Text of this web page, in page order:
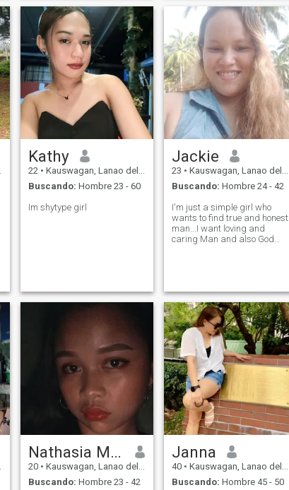
Kathy
22 • Kauswagan, Lanao del Norte, Filipinas
Buscando: Hombre 23 - 60
Im shytype girl
Jackie
23 • Kauswagan, Lanao del Norte, Filipinas
Buscando: Hombre 24 - 42
I'm just a simple girl who
wants to find true and honest
man...I want loving and
caring Man and also God
Nathasia Mae
20 • Kauswagan, Lanao del Norte, Filipinas
Buscando: Hombre 23 - 42
Janna
40 • Kauswagan, Lanao del Norte, Filipinas
Buscando: Hombre 45 - 50